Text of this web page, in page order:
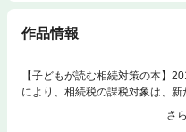
作品情報
【子どもが読む相続対策の本】
により、相続税の課税対象は、
す。つまり、これまで相続税と
が必要な時代がやってきたとい